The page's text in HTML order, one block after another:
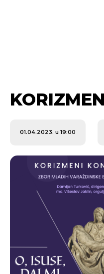
01.04.2023. u 19:00